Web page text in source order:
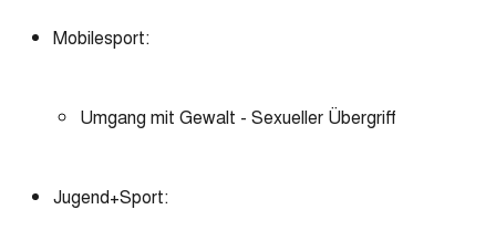
Mobilesport:
Umgang mit Gewalt - Sexueller Übergriff
Jugend+Sport: